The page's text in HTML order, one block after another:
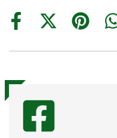
Share
Share
(Twitter)
Share